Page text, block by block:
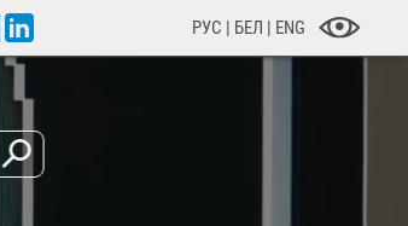
РУС | БЕЛ | ENG